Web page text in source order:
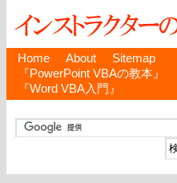
Home About Sitemap
『PowerPoint VBAの教本』
『Word VBA入門』